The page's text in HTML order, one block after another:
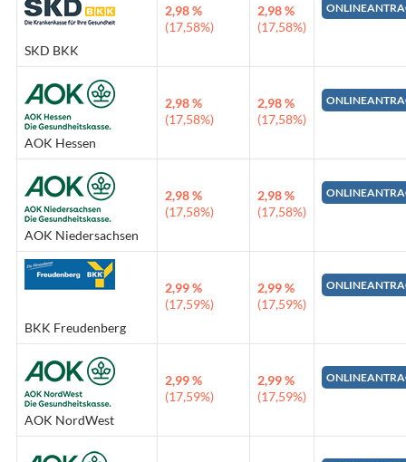
SKD BKK
2,98 %
(17,58%)
2,98 %
(17,58%)
AOK Hessen
2,98 %
(17,58%)
2,98 %
(17,58%)
AOK Niedersachsen
2,98 %
(17,58%)
2,98 %
(17,58%)
BKK Freudenberg
2,99 %
(17,59%)
2,99 %
(17,59%)
AOK NordWest
2,99 %
(17,59%)
2,99 %
(17,59%)